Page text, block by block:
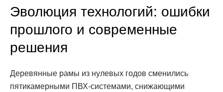
Эволюция технологий: ошибки
прошлого и современные
решения
Деревянные рамы из нулевых годов сменились
пятикамерными ПВХ-системами, снижающими